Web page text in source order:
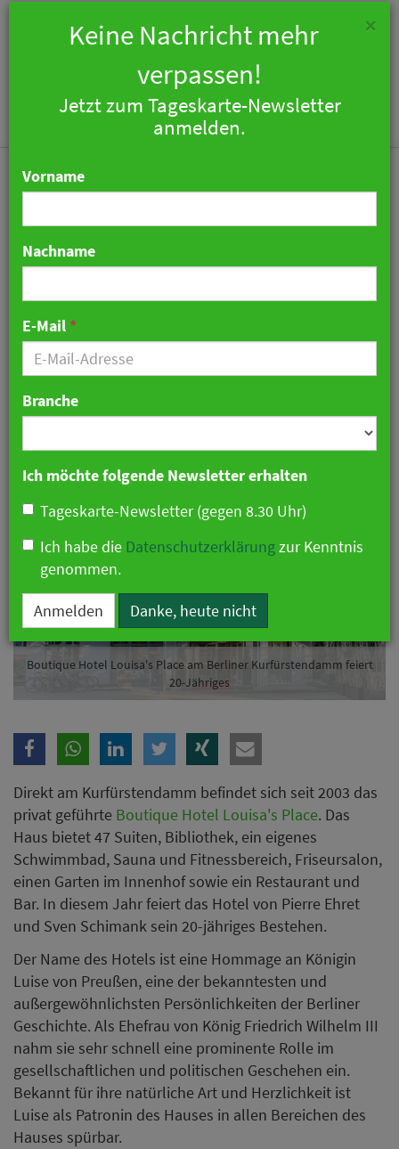
Boutique Hotel Louisa's
Place am Berliner
Kurfürstendamm feiert
20-Jähriges
Boutique Hotel Louisa's Place am Berliner Kurfürstendamm feiert
20-Jähriges
Direkt am Kurfürstendamm befindet sich seit 2003 das
privat geführte Boutique Hotel Louisa's Place. Das
Haus bietet 47 Suiten, Bibliothek, ein eigenes
Schwimmbad, Sauna und Fitnessbereich, Friseursalon,
einen Garten im Innenhof sowie ein Restaurant und
Bar. In diesem Jahr feiert das Hotel von Pierre Ehret
und Sven Schimank sein 20-jähriges Bestehen.
Der Name des Hotels ist eine Hommage an Königin
Luise von Preußen, eine der bekanntesten und
außergewöhnlichsten Persönlichkeiten der Berliner
Geschichte. Als Ehefrau von König Friedrich Wilhelm III
nahm sie sehr schnell eine prominente Rolle im
gesellschaftlichen und politischen Geschehen ein.
Bekannt für ihre natürliche Art und Herzlichkeit ist
Luise als Patronin des Hauses in allen Bereichen des
Hauses spürbar.
×
Keine Nachricht mehr
verpassen!
Jetzt zum Tageskarte-Newsletter
anmelden.
Vorname
Nachname
E-Mail *
Branche
Ich möchte folgende Newsletter erhalten
Tageskarte-Newsletter (gegen 8.30 Uhr)
Ich habe die Datenschutzerklärungzur Kenntnis
genommen.
Anmelden Danke, heute nicht